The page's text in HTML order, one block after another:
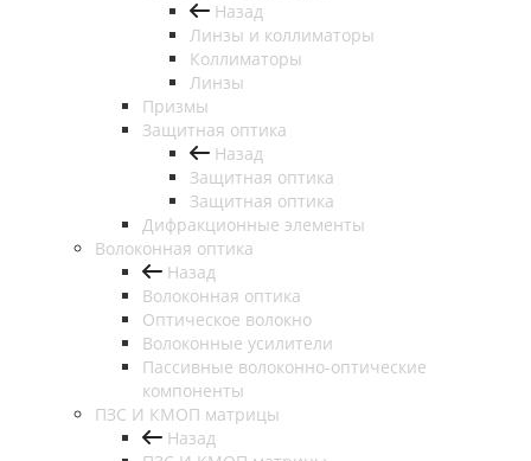
Назад
Линзы и коллиматоры
Коллиматоры
Линзы
Призмы
Защитная оптика
Назад
Защитная оптика
Защитная оптика
Дифракционные элементы
Волоконная оптика
Назад
Волоконная оптика
Оптическое волокно
Волоконные усилители
Пассивные волоконно-оптические
компоненты
ПЗС И КМОП матрицы
Назад